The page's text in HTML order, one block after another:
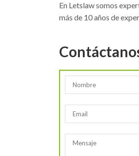
En Letslaw somos
más de 10 años de